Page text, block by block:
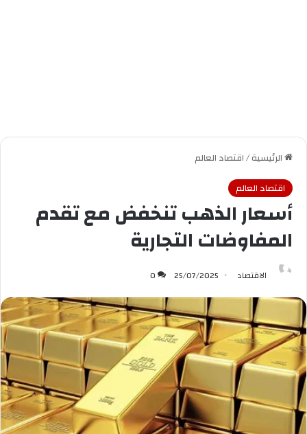
الرئيسية/اقتصاد العالم
اقتصاد العالم
أسعار الذهب تنخفض مع تقدم
المفاوضات التجارية
الاقتصاد 25/07/2025
0